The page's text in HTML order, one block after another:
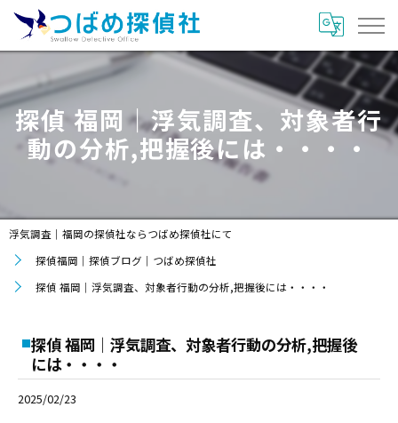
探偵 福岡｜浮気調査、対象者行
動の分析,把握後には・・・・
浮気調査｜福岡の探偵社ならつばめ探偵社にて
探偵福岡｜探偵ブログ｜つばめ探偵社
探偵 福岡｜浮気調査、対象者行動の分析,把握後には・・・・
探偵 福岡｜浮気調査、対象者行動の分析,把握後
には・・・・
2025/02/23